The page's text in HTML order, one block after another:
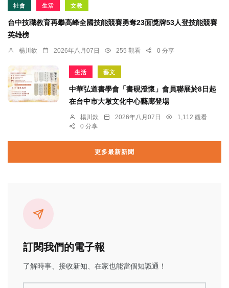
社會 生活 文教
台中技職教育再攀高峰全國技能競賽勇奪23面獎牌53人登技能競賽
英雄榜
楊川欽 2026年八月07日 255 觀看 0 分享
生活 藝文
中華弘道書學會「書硯澄懷」會員聯展於8日起
在台中市大墩文化中心藝廊登場
楊川欽 2026年八月07日
1,112 觀看
0 分享
更多最新新聞
訂閱我們的電子報
了解時事、接收新知、在家也能當個知識通！